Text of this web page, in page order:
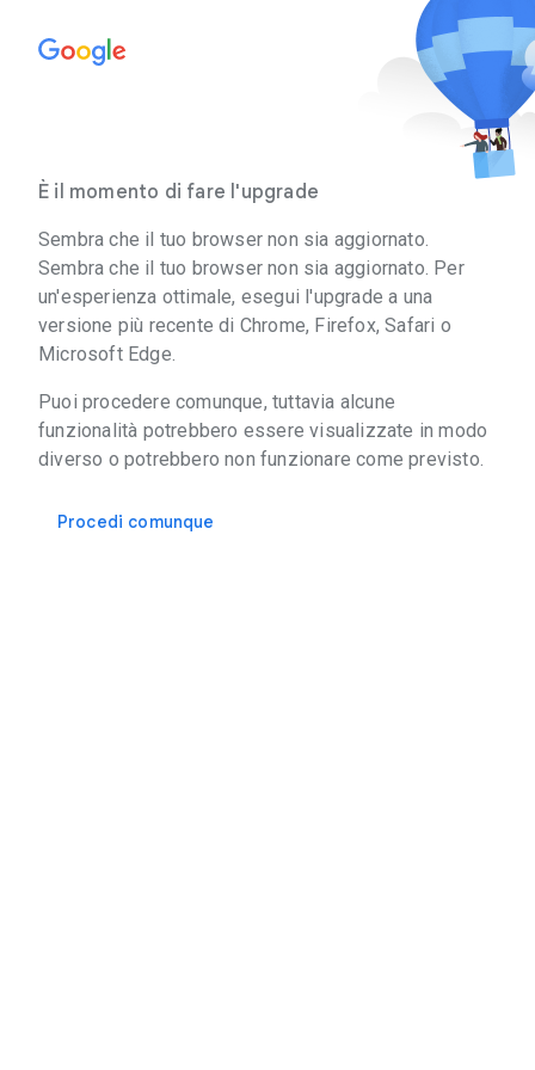
È il momento di fare l'upgrade
Sembra che il tuo browser non sia aggiornato.
Sembra che il tuo browser non sia aggiornato. Per
un'esperienza ottimale, esegui l'upgrade a una
versione più recente di Chrome, Firefox, Safari o
Microsoft Edge.
Puoi procedere comunque, tuttavia alcune
funzionalità potrebbero essere visualizzate in modo
diverso o potrebbero non funzionare come previsto.
Procedi comunque